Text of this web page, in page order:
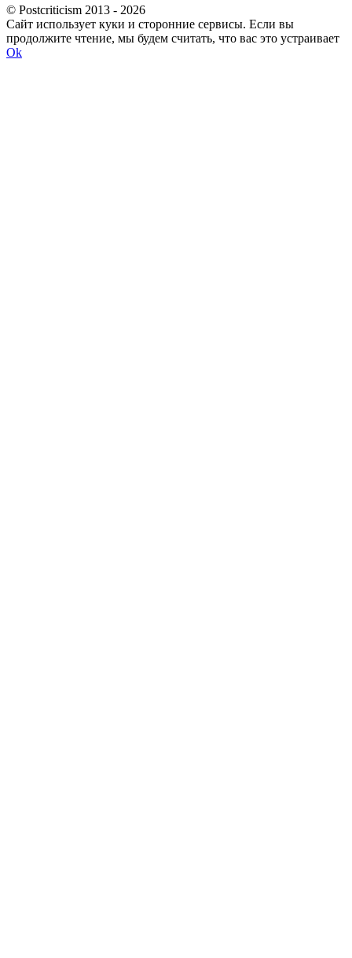
© Postcriticism 2013 - 2026
Сайт использует куки и сторонние сервисы. Если вы
продолжите чтение, мы будем считать, что вас это устраивает
Ok